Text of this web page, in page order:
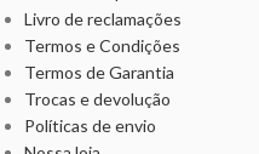
Livro de reclamações
Termos e Condições
Termos de Garantia
Trocas e devolução
Políticas de envio